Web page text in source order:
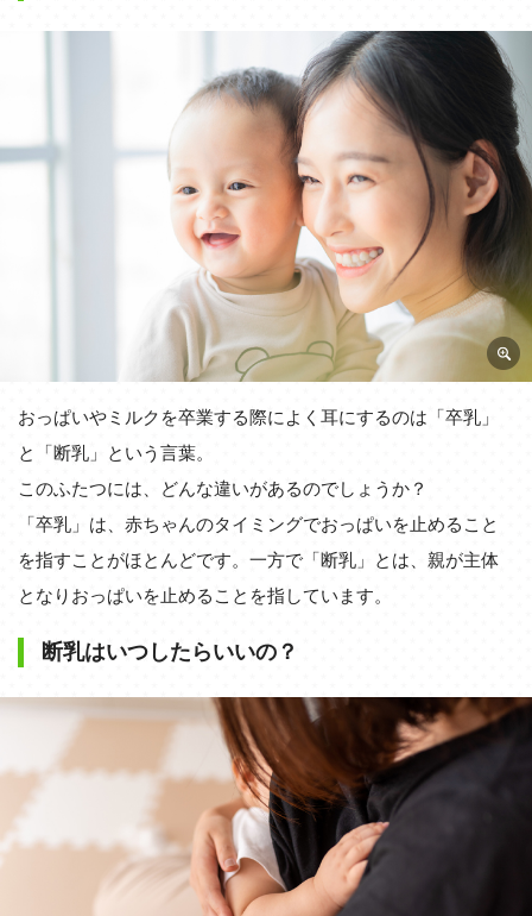
おっぱいやミルクを卒業する際によく耳にするのは「卒乳」
と「断乳」という言葉。
このふたつには、どんな違いがあるのでしょうか？
「卒乳」は、赤ちゃんのタイミングでおっぱいを止めること
を指すことがほとんどです。一方で「断乳」とは、親が主体
となりおっぱいを止めることを指しています。
断乳はいつしたらいいの？